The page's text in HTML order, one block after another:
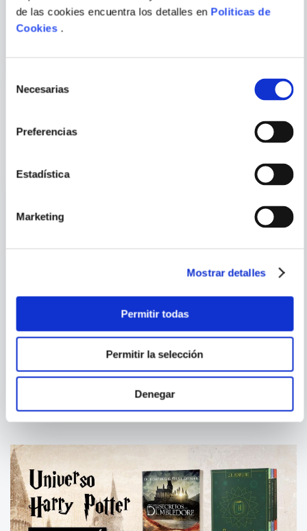
de las cookies encuentra los detalles en Politicas de
Cookies.
Necesarias
Preferencias
Estadística
Marketing
Mostrar detalles
Permitir todas
Permitir la selección
Denegar
VIDAL
LA PUERTA DE LOS TRES
BELTRAN
PORQUE TAMBIÉN
SONIA FERNANDEZ-
VIDAL
LA PUERTA DE LOS TRES
CERROJOS 2. LA SENDA DE
LAS
WONDER. EL LIBRO DE
PRECEPTOS DEL SEÑOR
BROWNE